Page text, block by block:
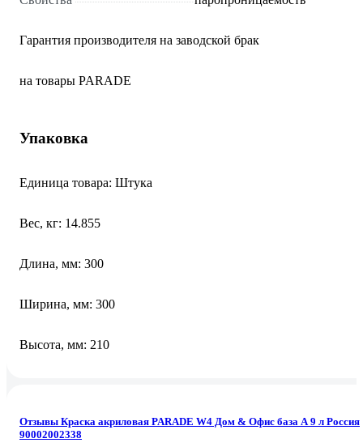
Гарантия производителя на заводской брак
на товары PARADE
Упаковка
Единица товара: Штука
Вес, кг: 14.855
Длина, мм: 300
Ширина, мм: 300
Высота, мм: 210
Отзывы Краска акриловая PARADE W4 Дом & Офис база А 9 л Россия
90002002338